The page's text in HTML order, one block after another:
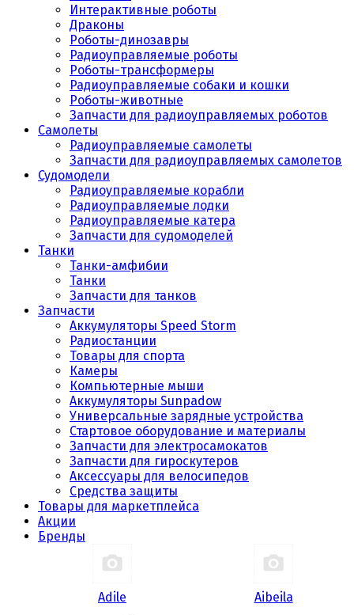
Интерактивные роботы
Драконы
Роботы-динозавры
Радиоуправляемые роботы
Роботы-трансформеры
Радиоуправляемые собаки и кошки
Роботы-животные
Запчасти для радиоуправляемых роботов
Самолеты
Радиоуправляемые самолеты
Запчасти для радиоуправляемых самолетов
Судомодели
Радиоуправляемые корабли
Радиоуправляемые лодки
Радиоуправляемые катера
Запчасти для судомоделей
Танки
Танки-амфибии
Танки
Запчасти для танков
Запчасти
Аккумуляторы Speed Storm
Радиостанции
Товары для спорта
Камеры
Компьютерные мыши
Аккумуляторы Sunpadow
Универсальные зарядные устройства
Стартовое оборудование и материалы
Запчасти для электросамокатов
Запчасти для гироскутеров
Аксессуары для велосипедов
Средства защиты
Товары для маркетплейса
Акции
Бренды
Adile Aibeila